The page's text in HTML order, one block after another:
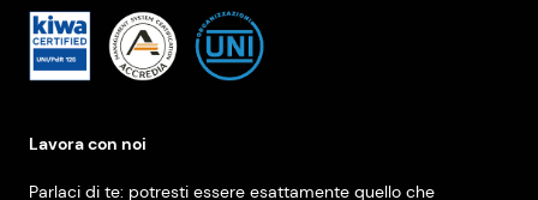
Lavora con noi
Parlaci di te: potresti essere esattamente quello che